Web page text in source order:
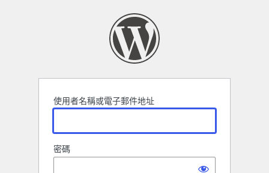
使用者名稱或電子郵件地址
密碼